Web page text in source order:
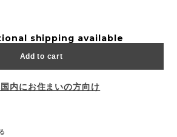
shipping available
Add to cart
内にお住まいの方向け